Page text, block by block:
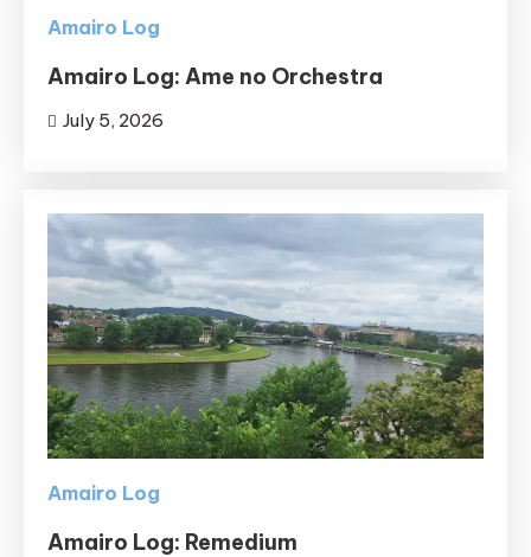
Amairo Log
Amairo Log: Ame no Orchestra
July 5, 2026
Amairo Log
Amairo Log: Remedium